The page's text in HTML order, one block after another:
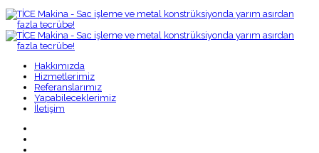
Hakkımızda
Hizmetlerimiz
Referanslarımız
Yapabileceklerimiz
İletişim